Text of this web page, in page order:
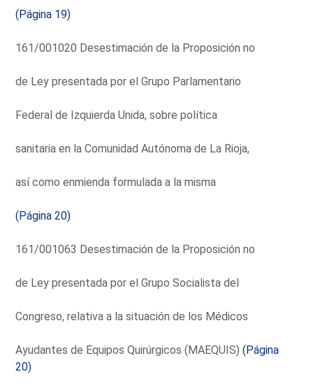
(Página 19)
161/001020 Desestimación de la Proposición no
de Ley presentada por el Grupo Parlamentario
Federal de Izquierda Unida, sobre política
sanitaria en la Comunidad Autónoma de La Rioja,
así como enmienda formulada a la misma
(Página 20)
161/001063 Desestimación de la Proposición no
de Ley presentada por el Grupo Socialista del
Congreso, relativa a la situación de los Médicos
Ayudantes de Equipos Quirúrgicos (MAEQUIS)(Página
20)